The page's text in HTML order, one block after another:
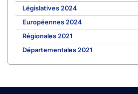
Législatives 2024
Européennes 2024
Régionales 2021
Départementales 2021